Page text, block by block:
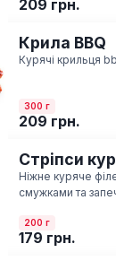
209 грн.
Крила BBQ
Курячі крильця
300 г
209 грн.
Стріпси
Ніжне куряче
смужками та
200 г
179 грн.